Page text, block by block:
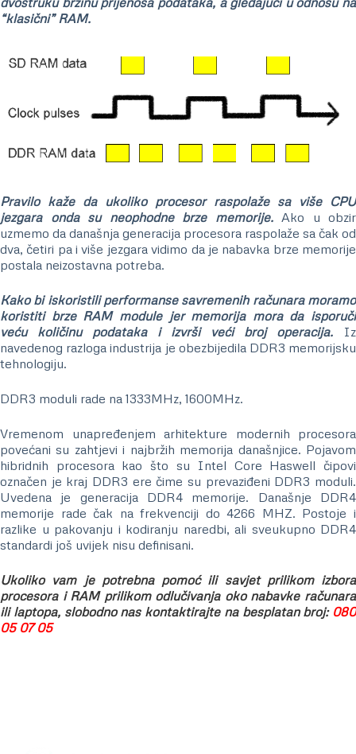
“klasični” RAM.
Pravilo kaže da ukoliko procesor raspolaže sa više CPU
jezgara onda su neophodne brze memorije.Ako u obzir
uzmemo da današnja generacija procesora raspolaže sa čak od
dva, četiri pa i više jezgara vidimo da je nabavka brze memorije
postala neizostavna potreba.
Kako bi iskoristili performanse savremenih računara moramo
koristiti brze RAM module jer memorija mora da isporuči
veću količinu podataka i izvrši veći broj operacija. Iz
navedenog razloga industrija je obezbijedila DDR3 memorijsku
tehnologiju.
DDR3 moduli rade na 1333MHz, 1600MHz.
Vremenom unapređenjem arhitekture modernih procesora
povećani su zahtjevi i najbržih memorija današnjice. Pojavom
hibridnih procesora kao što su Intel Core Haswell čipovi
označen je kraj DDR3 ere čime su prevaziđeni DDR3 moduli.
Uvedena je generacija DDR4 memorije. Današnje DDR4
memorije rade čak na frekvenciji do 4266 MHZ. Postoje i
razlike u pakovanju i kodiranju naredbi, ali sveukupno DDR4
standardi još uvijek nisu definisani.
Ukoliko vam je potrebna pomoć ili savjet prilikom izbora
procesora i RAM prilikom odlučivanja oko nabavke računara
ili laptopa, slobodno nas kontaktirajte na besplatan broj: 080
05 07 05